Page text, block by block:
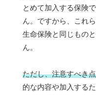
とめて加入する保険
ん。ですから、これ
生命保険と同じもの
ん。
ただし、注意すべき
的な内容や加入する